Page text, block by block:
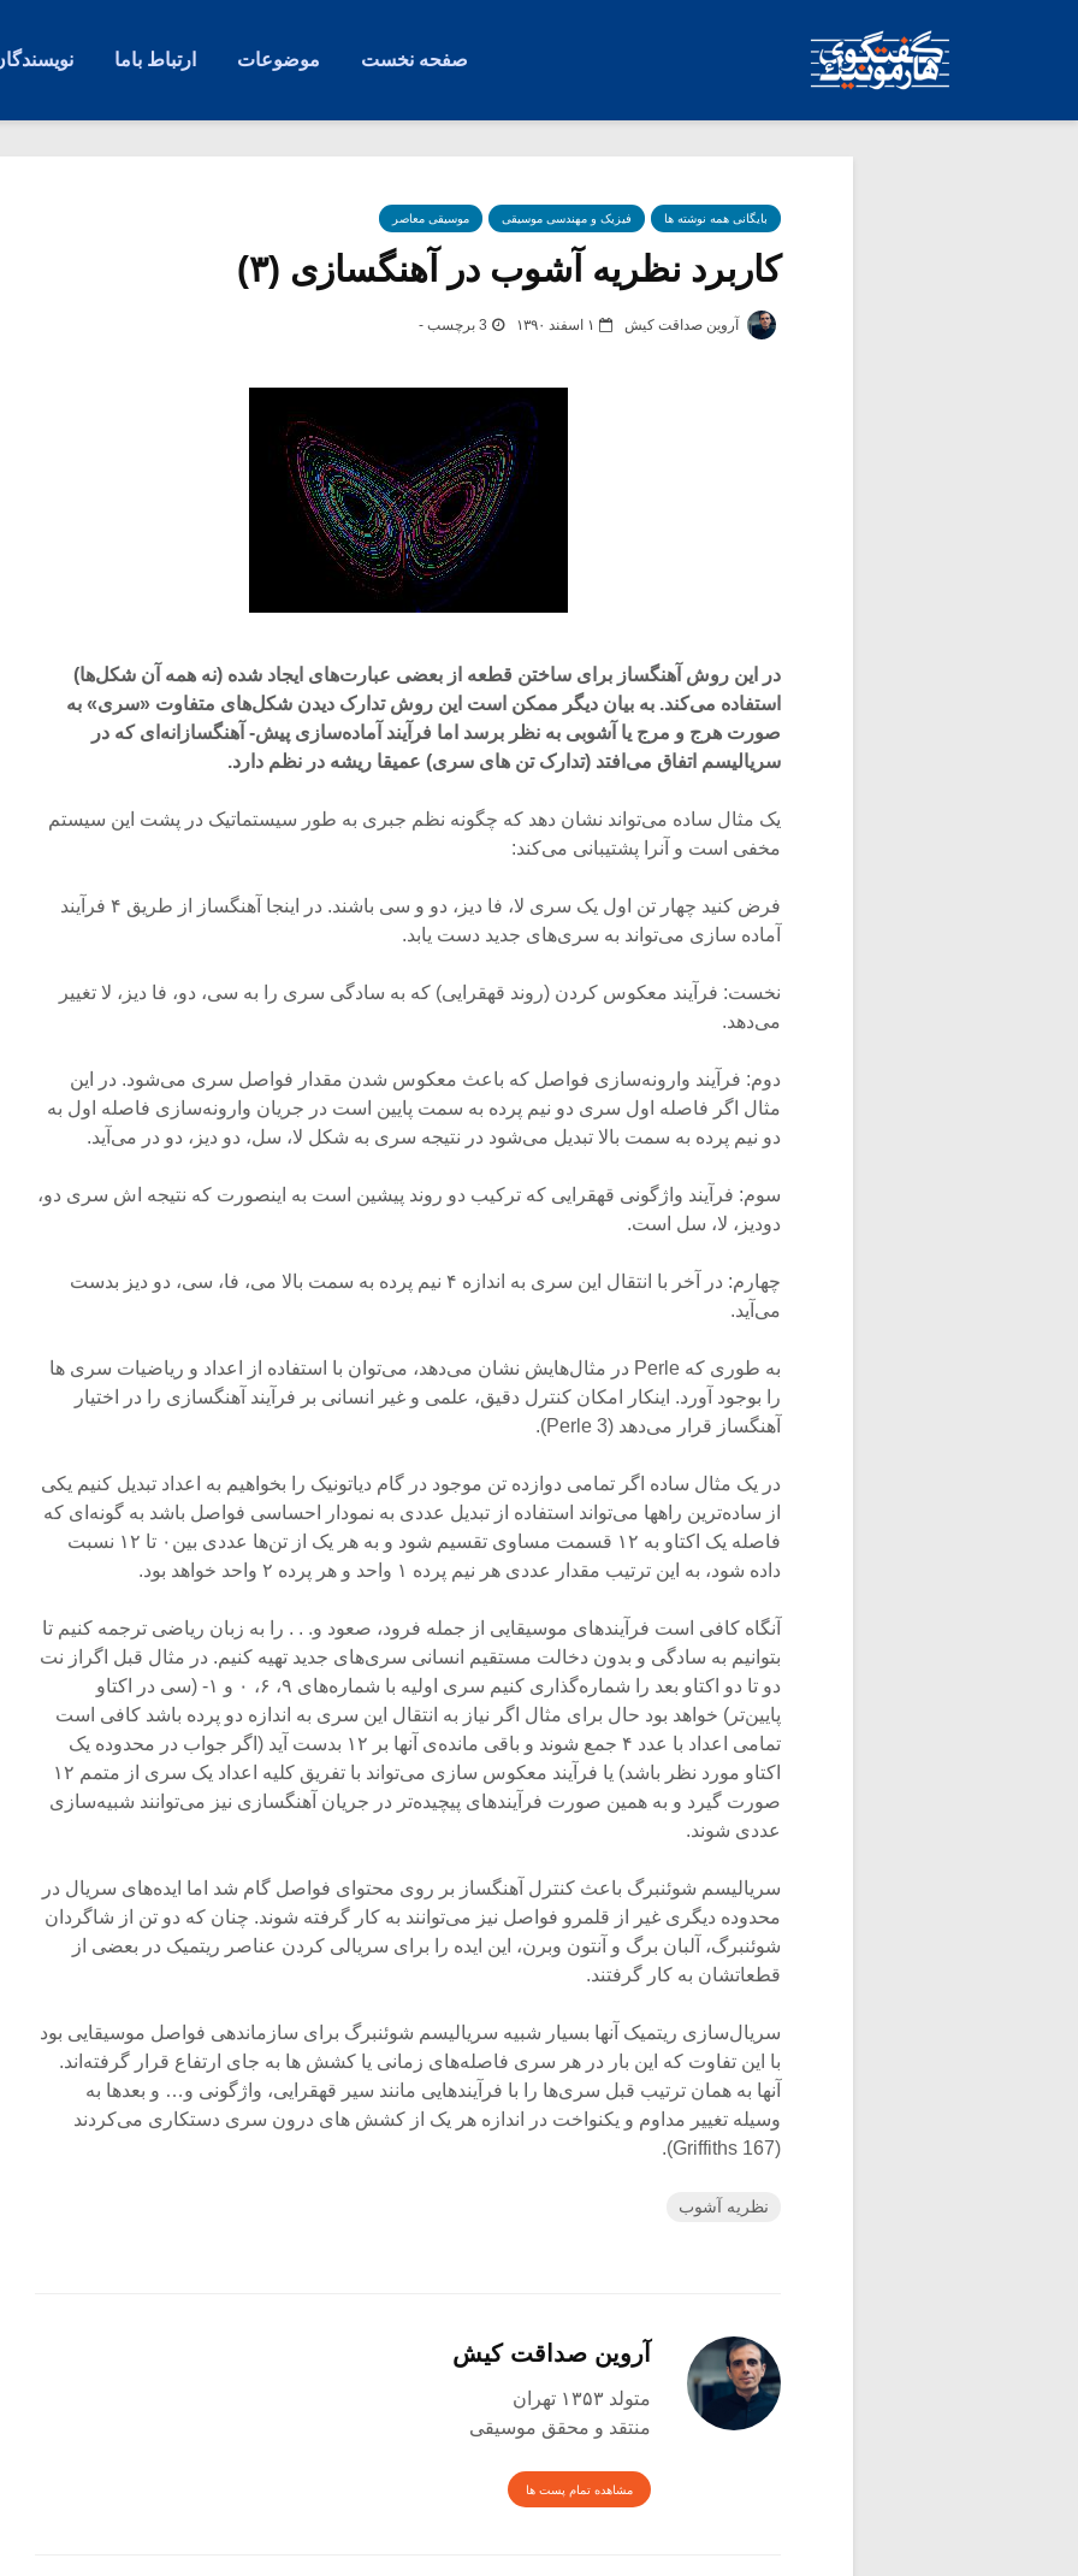
صفحه نخست موضوعات ارتباط باما
بایگانی همه نوشته ها فیزیک و مهندسی موسیقی موسیقی معاصر
کاربرد نظریه آشوب در آهنگسازی (۳)
آروین صداقت کیش ۱ اسفند ۱۳۹۰ 3 برچسب -
در این روش آهنگساز برای ساختن قطعه از بعضی عبارت‌های ایجاد شده (نه همه آن شکل‌ها)
استفاده می‌کند. به بیان دیگر ممکن است این روش تدارک دیدن شکل‌های متفاوت «سری» به
صورت هرج و مرج یا آشوبی به نظر برسد اما فرآیند آماده‌سازی پیش- آهنگسازانه‌ای که در
سریالیسم اتفاق می‌افتد (تدارک تن های سری‌) عمیقا ریشه در نظم دارد.
یک مثال ساده می‌تواند نشان دهد که چگونه نظم جبری به طور سیستماتیک در پشت این سیستم
مخفی است و آنرا پشتیبانی می‌کند:
فرض کنید چهار تن اول یک سری لا، فا دیز، دو و سی باشند. در اینجا آهنگساز از طریق ۴ فرآیند
آماده سازی می‌تواند به سری‌های جدید دست یابد.
نخست: فرآیند معکوس کردن (روند قهقرایی) که به سادگی سری را به سی، دو، فا دیز، لا تغییر
می‌دهد.
دوم: فرآیند وارونه‌سازی فواصل که باعث معکوس شدن مقدار فواصل سری می‌شود. در این
مثال اگر فاصله اول سری دو نیم پرده به سمت پایین است در جریان وارونه‌سازی فاصله اول به
دو نیم پرده به سمت بالا تبدیل می‌شود در نتیجه سری به شکل لا، سل، دو دیز، دو در می‌آید.
سوم: فرآیند واژگونی قهقرایی که ترکیب دو روند پیشین است به اینصورت که نتیجه اش سری دو،
دودیز، لا، سل است.
چهارم: در آخر با انتقال این سری به اندازه ۴ نیم پرده به سمت بالا می، فا، سی، دو دیز بدست
می‌آید.
به طوری که Perle در مثال‌هایش نشان می‌دهد، می‌توان با استفاده از اعداد و ریاضیات سری ها
را بوجود آورد. اینکار امکان کنترل دقیق، علمی و غیر انسانی بر فرآیند آهنگسازی را در اختیار
آهنگساز قرار می‌دهد (Perle 3).
در یک مثال ساده اگر تمامی دوازده تن موجود در گام دیاتونیک را بخواهیم به اعداد تبدیل کنیم یکی
از ساده‌ترین راهها می‌تواند استفاده از تبدیل عددی به نمودار احساسی فواصل باشد به گونه‌ای که
فاصله یک اکتاو به ۱۲ قسمت مساوی تقسیم شود و به هر یک از تن‌ها عددی بین۰ تا ۱۲ نسبت
داده شود، به این ترتیب مقدار عددی هر نیم پرده ۱ واحد و هر پرده ۲ واحد خواهد بود.
آنگاه کافی است فرآیندهای موسیقایی از جمله فرود، صعود و. . . را به زبان ریاضی ترجمه کنیم تا
بتوانیم به سادگی و بدون دخالت مستقیم انسانی سری‌های جدید تهیه کنیم. در مثال قبل اگراز نت
دو تا دو اکتاو بعد را شماره‌گذاری کنیم سری اولیه با شماره‌های ۹، ۶، ۰ و ۱- (سی در اکتاو
پایین‌تر) خواهد بود حال برای مثال اگر نیاز به انتقال این سری به اندازه دو پرده باشد کافی است
تمامی اعداد با عدد ۴ جمع شوند و باقی مانده‌ی آنها بر ۱۲ بدست آید (اگر جواب در محدوده یک
اکتاو مورد نظر باشد) یا فرآیند معکوس سازی می‌تواند با تفریق کلیه اعداد یک سری از متمم ۱۲
صورت گیرد و به همین صورت فرآیندهای پیچیده‌تر در جریان آهنگسازی نیز می‌توانند شبیه‌سازی
عددی شوند.
سریالیسم شوئنبرگ باعث کنترل آهنگساز بر روی محتوای فواصل گام شد اما ایده‌های سریال در
محدوده دیگری غیر از قلمرو فواصل نیز می‌توانند به کار گرفته شوند. چنان که دو تن از شاگردان
شوئنبرگ، آلبان برگ و آنتون وبرن، این ایده را برای سریالی کردن عناصر ریتمیک در بعضی از
قطعاتشان به کار گرفتند.
سریال‌سازی ریتمیک آنها بسیار شبیه سریالیسم شوئنبرگ برای سازماندهی فواصل موسیقایی بود
با این تفاوت که این بار در هر سری فاصله‌های زمانی یا کشش ها به جای ارتفاع قرار گرفته‌اند.
آنها به همان ترتیب قبل سری‌ها را با فرآیندهایی مانند سیر قهقرایی، واژگونی و… و بعدها به
وسیله تغییر مداوم و یکنواخت در اندازه هر یک از کشش های درون سری دستکاری می‌کردند
(‌Griffiths 167).
نظریه آشوب
آروین صداقت کیش
متولد ۱۳۵۳ تهران
منتقد و محقق موسیقی
مشاهده تمام پست ها